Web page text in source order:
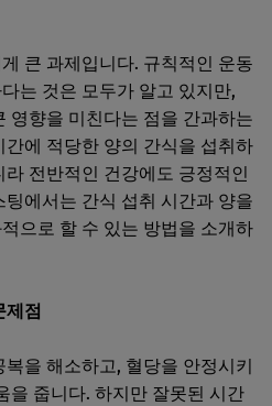
큰 과제입니다. 규칙적인 운동
는 것은 모두가 알고 있지만,
영향을 미친다는 점을 간과하는
에 적당한 양의 간식을 섭취하
전반적인 건강에도 긍정적인
에서는 간식 섭취 시간과 양을
으로 할 수 있는 방법을 소개하
제점
을 해소하고, 혈당을 안정시키
을 줍니다. 하지만 잘못된 시간